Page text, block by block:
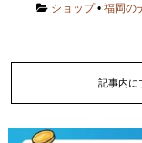
ショップ•福岡の
記事内に